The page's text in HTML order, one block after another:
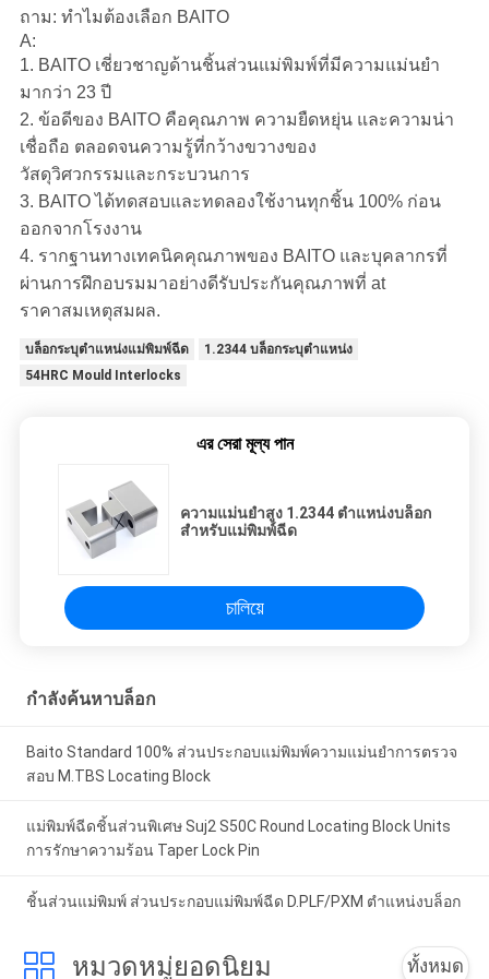
ถาม: ทำไมต้องเลือก BAITO
A:
1. BAITO เชี่ยวชาญด้านชิ้นส่วนแม่พิมพ์ที่มีความแม่นยำ
มากว่า 23 ปี
2. ข้อดีของ BAITO คือคุณภาพ ความยืดหยุ่น และความน่า
เชื่อถือ ตลอดจนความรู้ที่กว้างขวางของ
วัสดุวิศวกรรมและกระบวนการ
3. BAITO ได้ทดสอบและทดลองใช้งานทุกชิ้น 100% ก่อน
ออกจากโรงงาน
4. รากฐานทางเทคนิคคุณภาพของ BAITO และบุคลากรที่
ผ่านการฝึกอบรมมาอย่างดีรับประกันคุณภาพที่ at
ราคาสมเหตุสมผล.
บล็อกระบุตำแหน่งแม่พิมพ์ฉีด
1.2344 บล็อกระบุตำแหน่ง
54HRC Mould Interlocks
এর সেরা মূল্য পান
ความแม่นยำสูง 1.2344 ตำแหน่งบล็อก
สำหรับแม่พิมพ์ฉีด
চালিয়ে
กำลังค้นหาบล็อก
Baito Standard 100% ส่วนประกอบแม่พิมพ์ความแม่นยำการตรวจ
สอบ M.TBS Locating Block
แม่พิมพ์ฉีดชิ้นส่วนพิเศษ Suj2 S50C Round Locating Block Units
การรักษาความร้อน Taper Lock Pin
ชิ้นส่วนแม่พิมพ์ ส่วนประกอบแม่พิมพ์ฉีด D.PLF/PXM ตำแหน่งบล็อก
หมวดหมู่ยอดนิยม ทั้งหมด